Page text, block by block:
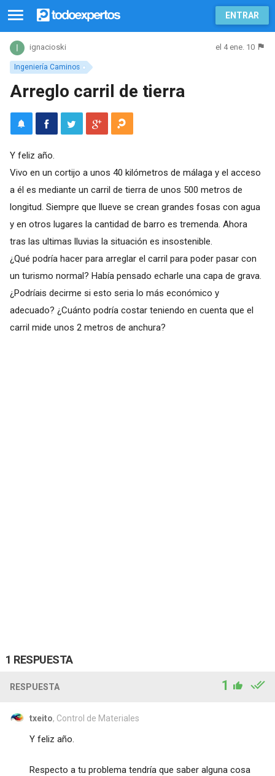
ENTRAR
Ingeniería Caminos
ignacioski el 4 ene. 10
Arreglo carril de tierra
Y feliz año.
Vivo en un cortijo a unos 40 kilómetros de málaga y el acceso
a él es mediante un carril de tierra de unos 500 metros de
longitud. Siempre que llueve se crean grandes fosas con agua
y en otros lugares la cantidad de barro es tremenda. Ahora
tras las ultimas lluvias la situación es insostenible.
¿Qué podría hacer para arreglar el carril para poder pasar con
un turismo normal? Había pensado echarle una capa de grava.
¿Podríais decirme si esto seria lo más económico y
adecuado? ¿Cuánto podría costar teniendo en cuenta que el
carril mide unos 2 metros de anchura?
1 RESPUESTA
RESPUESTA 1
txeito, Control de Materiales
Y feliz año.
Respecto a tu problema tendría que saber alguna cosa